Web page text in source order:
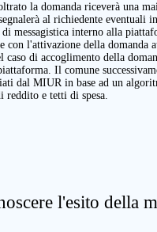
la domanda riceverà una
al richiedente eventuali
di messagistica interno alla
con l'attivazione della domanda
caso di accoglimento della
Il comune
dal MIUR in base ad un
reddito e tetti di spesa.
l'esito della